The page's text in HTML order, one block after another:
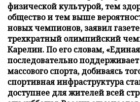
физической культурой, тем
общество и тем выше
новых чемпионов, заявил
трехкратный олимпийский
Карелин. По его словам,
последовательно
массового спорта, добиваясь
спортивная инфраструктура
доступнее для жителей всей